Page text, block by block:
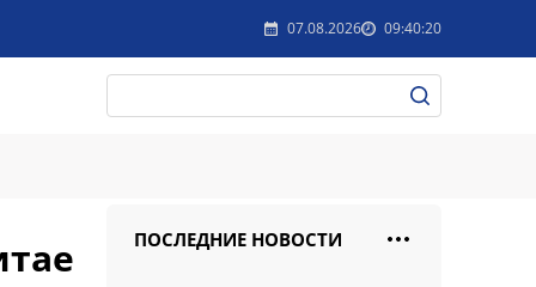
07.08.2026 09:40:20
ПОСЛЕДНИЕ НОВОСТИ